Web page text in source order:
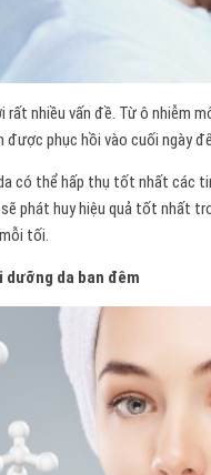
rất nhiều vấn đề. Từ ô nhiễm
được phục hồi vào cuối ngày
có thể hấp thụ tốt nhất các
phát huy hiệu quả tốt nhất
tối.
dưỡng da ban đêm